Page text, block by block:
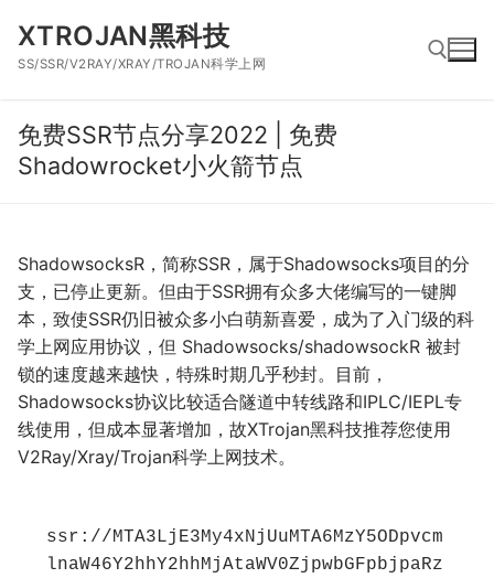
XTROJAN黑科技
SS/SSR/V2RAY/XRAY/TROJAN科学上网
搜索：
免费SSR节点分享2022 | 免费
Shadowrocket小火箭节点
ShadowsocksR，简称SSR，属于Shadowsocks项目的分
支，已停止更新。但由于SSR拥有众多大佬编写的一键脚
本，致使SSR仍旧被众多小白萌新喜爱，成为了入门级的科
学上网应用协议，但 Shadowsocks/shadowsockR 被封
锁的速度越来越快，特殊时期几乎秒封。目前，
Shadowsocks协议比较适合隧道中转线路和IPLC/IEPL专
线使用，但成本显著增加，故XTrojan黑科技推荐您使用
V2Ray/Xray/Trojan科学上网技术。
ssr://MTA3LjE3My4xNjUuMTA6MzY5ODpvcm
lnaW46Y2hhY2hhMjAtaWV0ZjpwbGFpbjpaRz